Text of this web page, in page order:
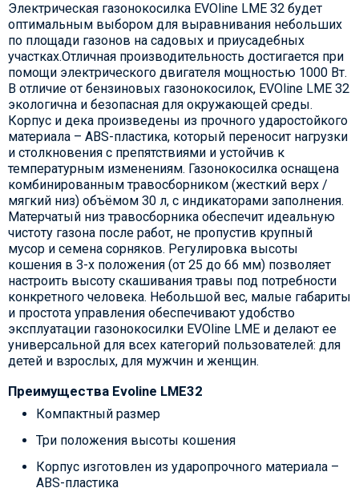
Электрическая газонокосилка EVOline LME 32 будет
оптимальным выбором для выравнивания небольших
по площади газонов на садовых и приусадебных
участках.Отличная производительность достигается при
помощи электрического двигателя мощностью 1000 Вт.
В отличие от бензиновых газонокосилок, EVOline LME 32
экологична и безопасная для окружающей среды.
Корпус и дека произведены из прочного ударостойкого
материала – ABS-пластика, который переносит нагрузки
и столкновения с препятствиями и устойчив к
температурным изменениям. Газонокосилка оснащена
комбинированным травосборником (жесткий верх /
мягкий низ) объёмом 30 л, с индикаторами заполнения.
Матерчатый низ травосборника обеспечит идеальную
чистоту газона после работ, не пропустив крупный
мусор и семена сорняков. Регулировка высоты
кошения в 3-х положения (от 25 до 66 мм) позволяет
настроить высоту скашивания травы под потребности
конкретного человека. Небольшой вес, малые габариты
и простота управления обеспечивают удобство
эксплуатации газонокосилки EVOline LME и делают ее
универсальной для всех категорий пользователей: для
детей и взрослых, для мужчин и женщин.
Преимущества Evoline LME32
Компактный размер
Три положения высоты кошения
Корпус изготовлен из ударопрочного материала –
ABS-пластика